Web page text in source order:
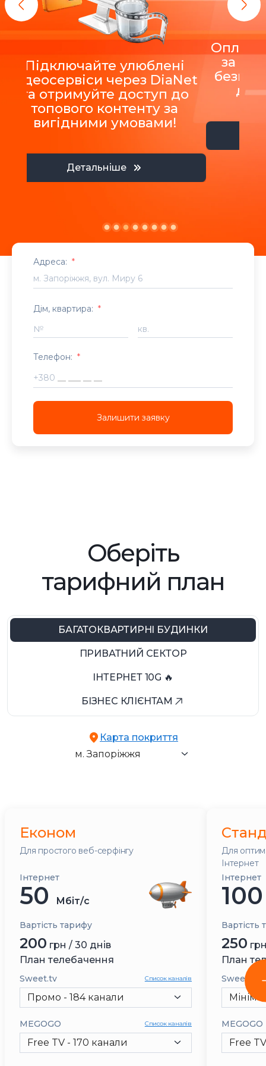
Підключайте улюблені
відеосервіси через DiaNet
та отримуйте доступ до
топового контенту за
вигідними умовами!
Детальніше
за 12
до
Адреса: *
Дім, квартира: *
№
кв.
Телефон: *
+380
Залишити заявку
Оберіть
тарифний план
БАГАТОКВАРТИРНІ БУДИНКИ
ПРИВАТНИЙ СЕКТОР
ІНТЕРНЕТ 10G 🔥
БІЗНЕС КЛІЄНТАМ
Карта покриття
м. Запоріжжя
м. Запоріжжя
с. Наталівка
Економ
Для простого веб-серфінгу
Інтернет
50 Мбіт/с
Вартість тарифу
200 грн / 30 днів
План телебачення
Sweet.tv Список каналів
Промо - 184 канали
MEGOGO Список каналів
Free TV - 170 канали
Для
Інтернет
Інтернет
Вартість
250
План
Sweet.tv
MEGOGO
Free